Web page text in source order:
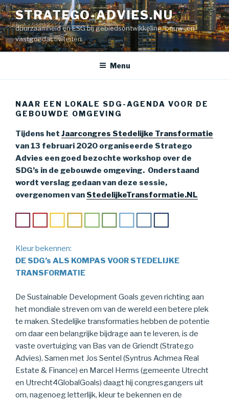
Naar
de
inhoud
springen
STRATEGO-ADVIES.NU
duurzaamheid en ESG bij gebiedsontwikkeling, bouw- en
vastgoedactiviteiten
Menu
NAAR EEN LOKALE SDG-AGENDA VOOR DE
GEBOUWDE OMGEVING
Tijdens het Jaarcongres Stedelijke Transformatie
van 13 februari 2020 organiseerde Stratego
Advies een goed bezochte workshop over de
SDG’s in de gebouwde omgeving. Onderstaand
wordt verslag gedaan van deze sessie,
overgenomen van StedelijkeTransformatie.NL
Kleur bekennen:
DE SDG’s ALS KOMPAS VOOR STEDELIJKE
TRANSFORMATIE
De Sustainable Development Goals geven richting aan
het mondiale streven om van de wereld een betere plek
te maken. Stedelijke transformaties hebben de potentie
om daar een belangrijke bijdrage aan te leveren, is de
vaste overtuiging van Bas van de Griendt (Stratego
Advies). Samen met Jos Sentel (Syntrus Achmea Real
Estate & Finance) en Marcel Herms (gemeente Utrecht
en Utrecht4GlobalGoals) daagt hij congresgangers uit
om, nagenoeg letterlijk, kleur te bekennen en de